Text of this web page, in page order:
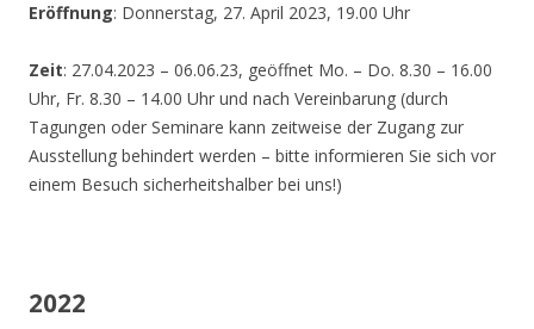
Eröffnung: Donnerstag, 27. April 2023, 19.00 Uhr
Zeit: 27.04.2023 – 06.06.23, geöffnet Mo. – Do. 8.30 – 16.00
Uhr, Fr. 8.30 – 14.00 Uhr und nach Vereinbarung (durch
Tagungen oder Seminare kann zeitweise der Zugang zur
Ausstellung behindert werden – bitte informieren Sie sich vor
einem Besuch sicherheitshalber bei uns!)
2022